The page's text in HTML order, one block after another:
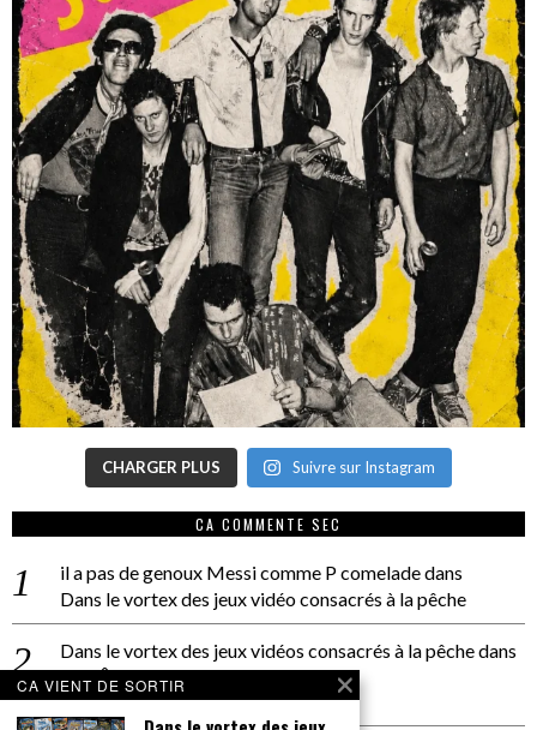
CHARGER PLUS Suivre sur Instagram
CA COMMENTE SEC
il a pas de genoux Messi comme P comeladedans
Dans le vortex des jeux vidéo consacrés à la pêche
Dans le vortex des jeux vidéos consacrés à la pêchedans
PACÔME THIELLEMENT
La séance d’Hip Gnose
CA VIENT DE SORTIR